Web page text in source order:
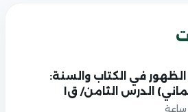
في الكتاب والسنة:
الدرس الثامن/ ق١